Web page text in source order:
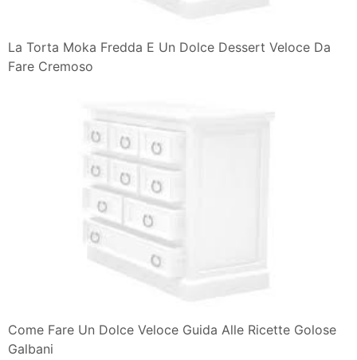
La Torta Moka Fredda E Un Dolce Dessert Veloce Da
Fare Cremoso
Come Fare Un Dolce Veloce Guida Alle Ricette Golose
Galbani